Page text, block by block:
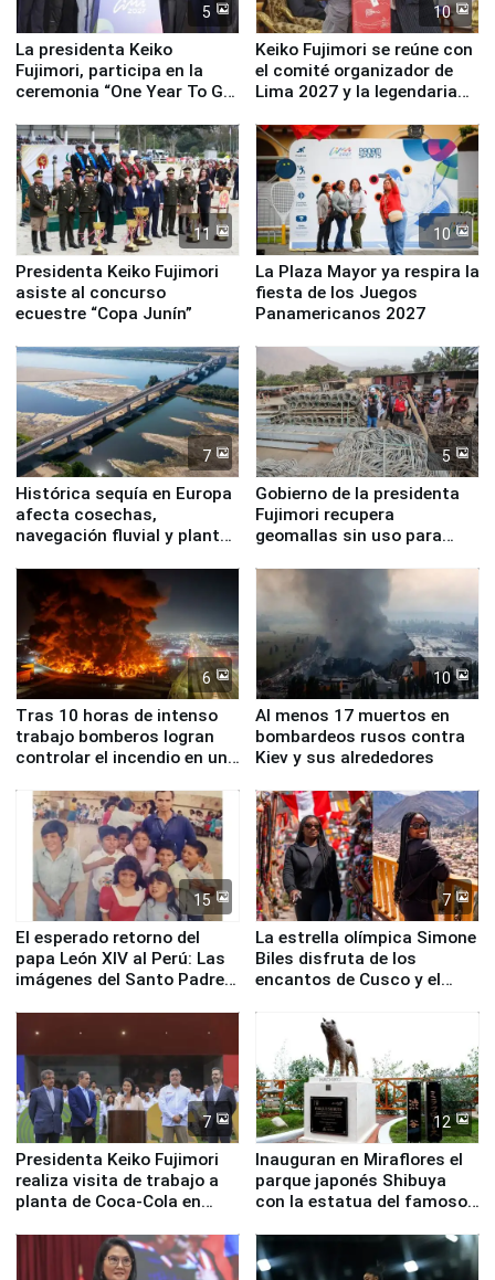
5
La presidenta Keiko
Fujimori, participa en la
ceremonia “One Year To Go
10
Keiko Fujimori se reúne con
el comité organizador de
Lima 2027 y la legendaria
11
Presidenta Keiko Fujimori
asiste al concurso
ecuestre “Copa Junín”
10
La Plaza Mayor ya respira la
fiesta de los Juegos
Panamericanos 2027
7
Histórica sequía en Europa
afecta cosechas,
navegación fluvial y plantas
5
Gobierno de la presidenta
Fujimori recupera
geomallas sin uso para
Fenómeno El Niño
6
Tras 10 horas de intenso
trabajo bomberos logran
controlar el incendio en una
de Chile
10
Al menos 17 muertos en
bombardeos rusos contra
Kiev y sus alrededores
15
El esperado retorno del
papa León XIV al Perú: Las
imágenes del Santo Padre
7
La estrella olímpica Simone
Biles disfruta de los
encantos de Cusco y el
7
Presidenta Keiko Fujimori
realiza visita de trabajo a
planta de Coca-Cola en
12
Inauguran en Miraflores el
parque japonés Shibuya
con la estatua del famoso